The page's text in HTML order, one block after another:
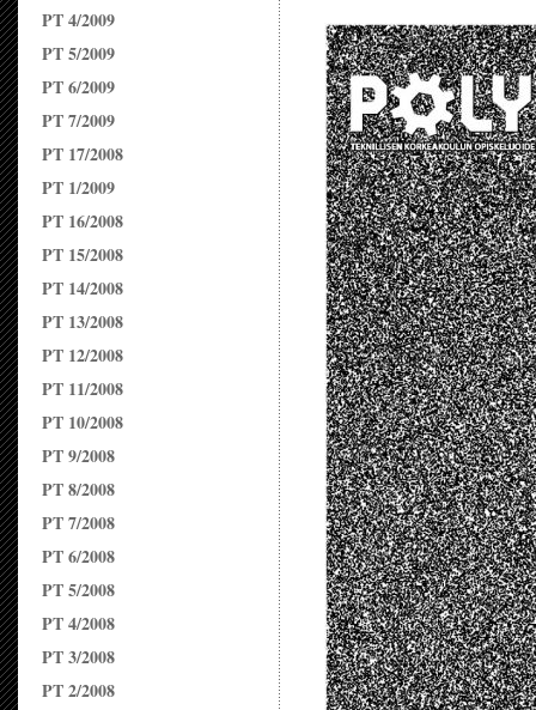
PT 4/2009
PT 5/2009
PT 6/2009
PT 7/2009
PT 17/2008
PT 1/2009
PT 16/2008
PT 15/2008
PT 14/2008
PT 13/2008
PT 12/2008
PT 11/2008
PT 10/2008
PT 9/2008
PT 8/2008
PT 7/2008
PT 6/2008
PT 5/2008
PT 4/2008
PT 3/2008
PT 2/2008